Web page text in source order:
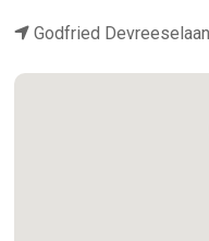
Godfried